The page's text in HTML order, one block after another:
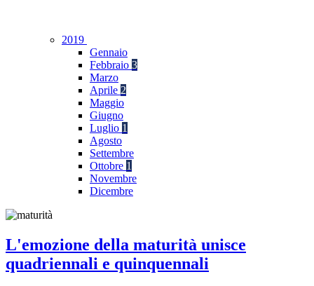
2019
Gennaio
Febbraio 3
Marzo
Aprile 2
Maggio
Giugno
Luglio 1
Agosto
Settembre
Ottobre 1
Novembre
Dicembre
L'emozione della maturità unisce
quadriennali e quinquennali